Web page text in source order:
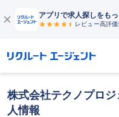
アプリで求人探しをもっ
レビュー高評価
株式会社テクノプロ
人情報